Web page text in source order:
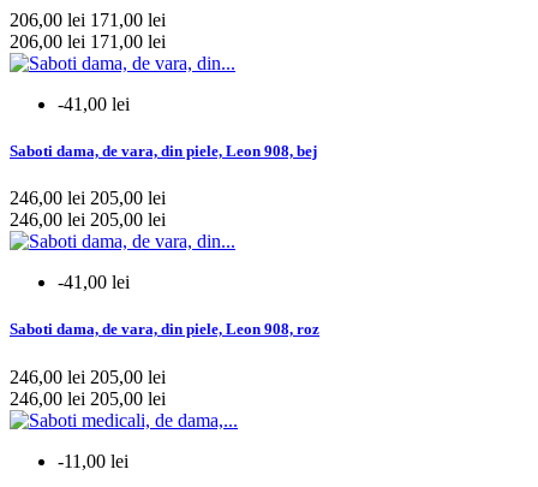
Neomed 0
Nursingcare 57
Reposa
Material
piele ecologica
Material talpa
cauciuc
lemn
206,00 lei 171,00 lei
206,00 lei 171,00 lei
-41,00 lei
Saboti dama, de vara, din piele, Leon 908, bej
246,00 lei 205,00 lei
246,00 lei 205,00 lei
-41,00 lei
Saboti dama, de vara, din piele, Leon 908, roz
246,00 lei 205,00 lei
246,00 lei 205,00 lei
-11,00 lei